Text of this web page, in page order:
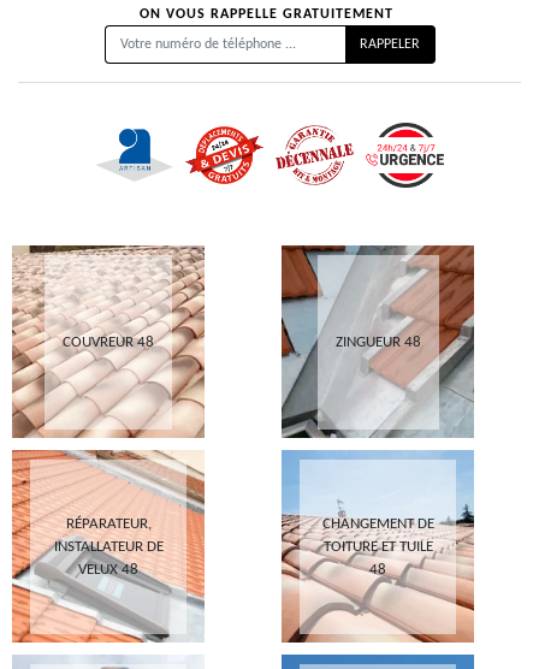
ON VOUS RAPPELLE GRATUITEMENT
COUVREUR 48 ZINGUEUR 48
RÉPARATEUR,
INSTALLATEUR DE
VELUX 48
CHANGEMENT DE
TOITURE ET TUILE
48